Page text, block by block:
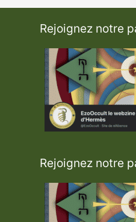
Rejoignez notre
Rejoignez notre